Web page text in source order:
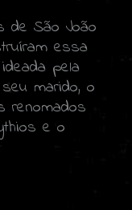
de São João
essa
pela
marido, o
renomados
e o